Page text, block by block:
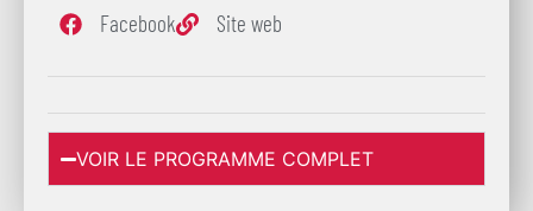
Facebook Site web
VOIR LE PROGRAMME COMPLET